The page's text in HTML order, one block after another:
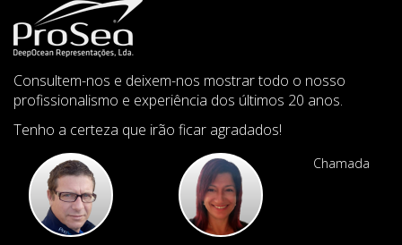
Consultem-nos e deixem-nos mostrar todo o nosso
profissionalismo e experiência dos últimos 20 anos.
Tenho a certeza que irão ficar agradados!
Chamada